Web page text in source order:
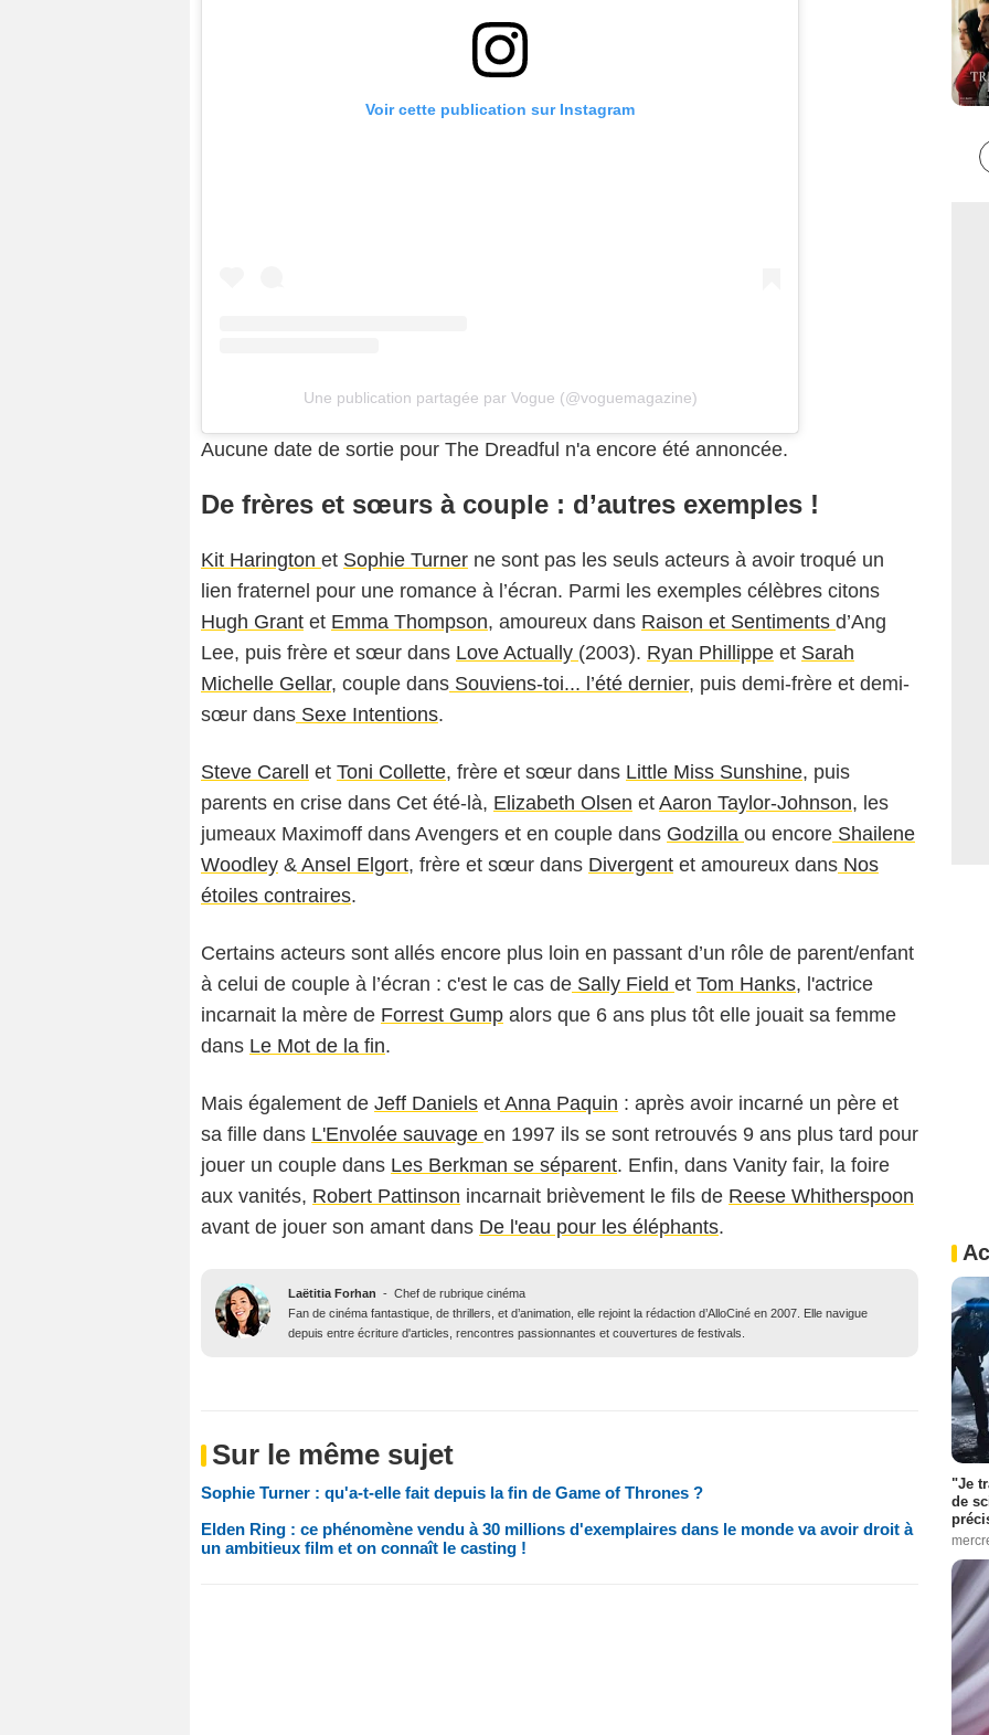
Voir cette publication sur Instagram
Une publication partagée par Vogue (@voguemagazine)
Aucune date de sortie pour The Dreadful n'a encore été annoncée.
De frères et sœurs à couple : d’autres exemples !
Kit Harington et Sophie Turner ne sont pas les seuls acteurs à avoir troqué un
lien fraternel pour une romance à l’écran. Parmi les exemples célèbres citons
Hugh Grant et Emma Thompson, amoureux dans Raison et Sentiments d’Ang
Lee, puis frère et sœur dans Love Actually (2003). Ryan Phillippe et Sarah
Michelle Gellar, couple dans Souviens-toi... l’été dernier, puis demi-frère et demi-
sœur dans Sexe Intentions.
Steve Carell et Toni Collette, frère et sœur dans Little Miss Sunshine, puis
parents en crise dans Cet été-là, Elizabeth Olsen et Aaron Taylor-Johnson, les
jumeaux Maximoff dans Avengers et en couple dans Godzilla ou encore Shailene
Woodley & Ansel Elgort, frère et sœur dans Divergent et amoureux dans Nos
étoiles contraires.
Certains acteurs sont allés encore plus loin en passant d’un rôle de parent/enfant
à celui de couple à l’écran : c'est le cas de Sally Field et Tom Hanks, l'actrice
incarnait la mère de Forrest Gump alors que 6 ans plus tôt elle jouait sa femme
dans Le Mot de la fin.
Mais également de Jeff Daniels et Anna Paquin : après avoir incarné un père et
sa fille dans L'Envolée sauvage en 1997 ils se sont retrouvés 9 ans plus tard pour
jouer un couple dans Les Berkman se séparent. Enfin, dans Vanity fair, la foire
aux vanités, Robert Pattinson incarnait brièvement le fils de Reese Whitherspoon
avant de jouer son amant dans De l'eau pour les éléphants.
Laëtitia Forhan - Chef de rubrique cinéma
Fan de cinéma fantastique, de thrillers, et d’animation, elle rejoint la rédaction d’AlloCiné en 2007. Elle navigue
depuis entre écriture d'articles, rencontres passionnantes et couvertures de festivals.
Sur le même sujet
Sophie Turner : qu'a-t-elle fait depuis la fin de Game of Thrones ?
Elden Ring : ce phénomène vendu à 30 millions d'exemplaires dans le monde va avoir droit à
un ambitieux film et on connaît le casting !
"Je
de